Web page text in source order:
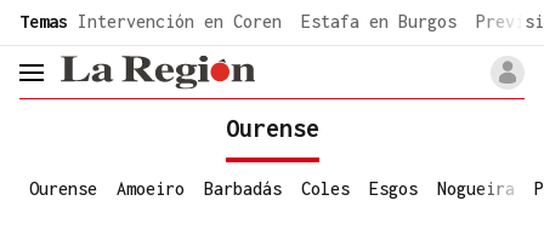
common.go-to-content
Temas Intervención en Coren Estafa en Burgos
header.menu.open
Ourense
Ourense Amoeiro Barbadás Coles Esgos Nogueira